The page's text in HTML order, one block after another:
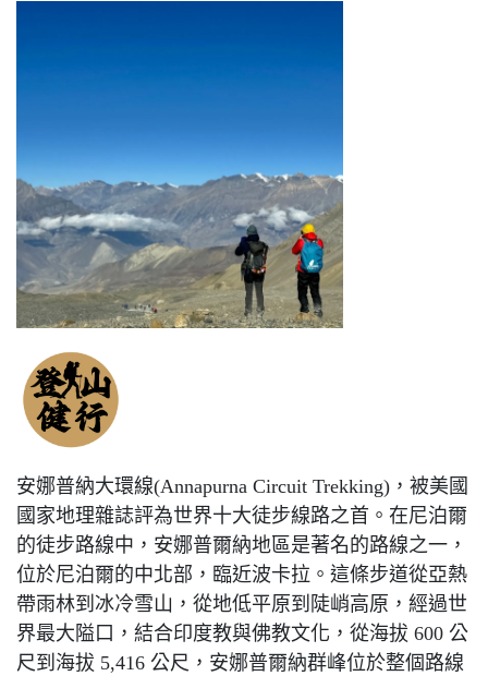
安娜普納大環線(Annapurna Circuit Trekking)，被美國
國家地理雜誌評為世界十大徒步線路之首。在尼泊爾
的徒步路線中，安娜普爾納地區是著名的路線之一，
位於尼泊爾的中北部，臨近波卡拉。這條步道從亞熱
帶雨林到冰冷雪山，從地低平原到陡峭高原，經過世
界最大隘口，結合印度教與佛教文化，從海拔 600 公
尺到海拔 5,416 公尺，安娜普爾納群峰位於整個路線